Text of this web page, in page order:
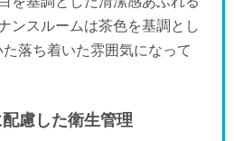
ンスルームは茶色を基調とし
落ち着いた雰囲気になって
慮した衛生管理